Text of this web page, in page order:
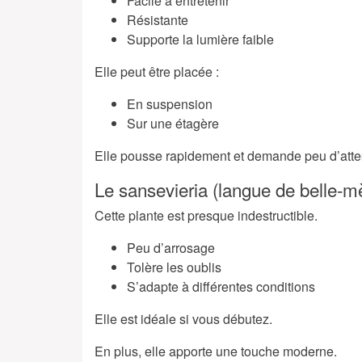
Résistante
Supporte la lumière faible
Elle peut être placée :
En suspension
Sur une étagère
Elle pousse rapidement et demande peu
Le sansevieria (langue de belle-
Cette plante est presque indestructible.
Peu d’arrosage
Tolère les oublis
S’adapte à différentes conditions
Elle est idéale si vous débutez.
En plus, elle apporte une touche moderne.